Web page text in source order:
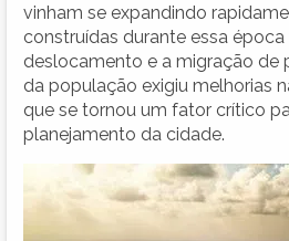
vinham se expandindo
construídas durante essa
deslocamento e a migração de
da população exigiu melhorias
que se tornou um fator crítico
planejamento da cidade.